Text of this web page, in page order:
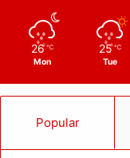
26 ℃
Mon
25 ℃
Tue
Popular